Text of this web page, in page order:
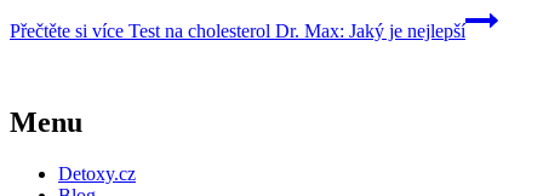
Přečtěte si více Test na cholesterol Dr. Max: Jaký je nejlepší
Menu
Detoxy.cz